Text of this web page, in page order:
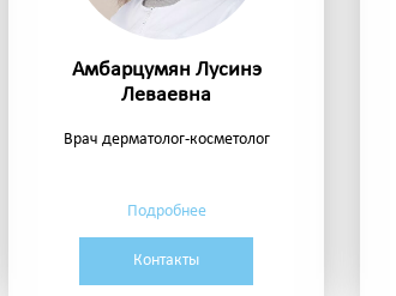
Амбарцумян Лусинэ
Леваевна
Врач дерматолог-косметолог
Подробнее
Контакты